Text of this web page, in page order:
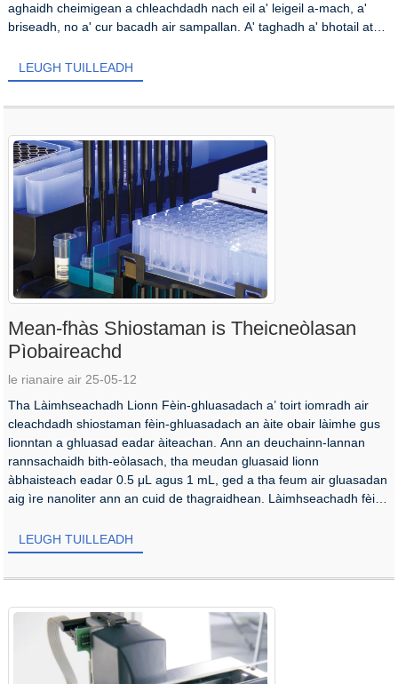
aghaidh cheimigean a chleachdadh nach eil a' leigeil a-mach, a'
briseadh, no a' cur bacadh air sampallan. A' taghadh a' bhotail ath-
LEUGH TUILLEADH
Mean-fhàs Shiostaman is Theicneòlasan
Pìobaireachd
le rianaire air 25-05-12
Tha Làimhseachadh Lionn Fèin-ghluasadach a’ toirt iomradh air
cleachdadh shiostaman fèin-ghluasadach an àite obair làimhe gus
lionntan a ghluasad eadar àiteachan. Ann an deuchainn-lannan
rannsachaidh bith-eòlasach, tha meudan gluasaid lionn
àbhaisteach eadar 0.5 μL agus 1 mL, ged a tha feum air gluasadan
aig ìre nanoliter ann an cuid de thagraidhean. Làimhseachadh fèin-
LEUGH TUILLEADH